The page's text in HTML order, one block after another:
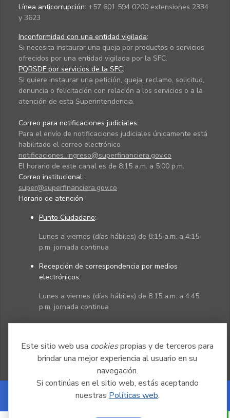
Este sitio web usa cookiespropias y de terceros para
brindar una mejor experiencia al usuario en su
navegación.
Si continúas en el sitio web, estás aceptando
nuestras Políticas web.
Línea anticorrupción: +57 601 594 0200 extensiones 2334
y 3623
Inconformidad con una entidad vigilada:
Si necesita instaurar una queja por productos o servicios
ofrecidos por una entidad vigilada por la SFC.
PQRSDF por servicios de la SFC:
Si quiere instaurar una petición, queja, reclamo, solicitud,
denuncia o felicitación con relación a los servicios o a la
atención de esta Superintendencia.
Correo para notificaciones judiciales:
Para el envío de notificaciones judiciales únicamente está
habilitado el correo electrónico
notificaciones_ingreso@superfinanciera.gov.co
El horario de este canal es de 8:15 a.m. a 5:00 p.m.
Correo institucional:
super@superfinanciera.gov.co
Horario de atención
Punto Ciudadano:
Lunes a viernes (días hábiles) de 8:15 a.m. a 4:15
p.m. jornada continua
Recepción de correspondencia por medios
electrónicos:
Lunes a viernes (días hábiles) de 8:15 a.m. a 4:45
p.m. jornada continua